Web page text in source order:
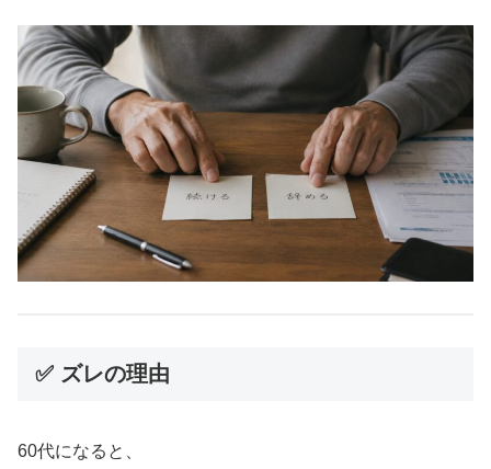
✅ ズレの理由
60代になると、